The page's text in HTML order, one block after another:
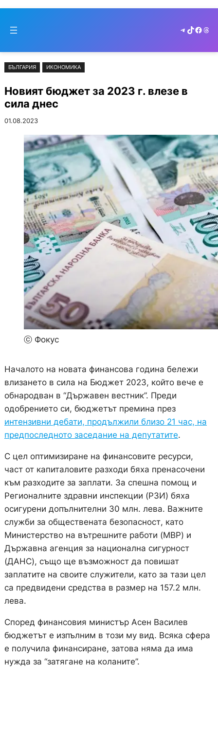
съдържанието
to
Telegram
TikTok
БЪЛГАРИЯ ИКОНОМИКА
Новият бюджет за 2023 г. влезе в
сила днес
01.08.2023
ⓒ Фокус
Началото на новата финансова година бележи
влизането в сила на Бюджет 2023, който вече е
обнародван в “Държавен вестник”. Преди
одобрението си, бюджетът премина през
интензивни дебати, продължили близо 21 час, на
предпоследното заседание на депутатите.
С цел оптимизиране на финансовите ресурси,
част от капиталовите разходи бяха пренасочени
към разходите за заплати. За спешна помощ и
Регионалните здравни инспекции (РЗИ) бяха
осигурени допълнителни 30 млн. лева. Важните
служби за обществената безопасност, като
Министерство на вътрешните работи (МВР) и
Държавна агенция за национална сигурност
(ДАНС), също ще възможност да повишат
заплатите на своите служители, като за тази цел
са предвидени средства в размер на 157.2 млн.
лева.
Според финансовия министър Асен Василев
бюджетът е изпълним в този му вид. Всяка сфера
е получила финансиране, затова няма да има
нужда за “затягане на коланите”.